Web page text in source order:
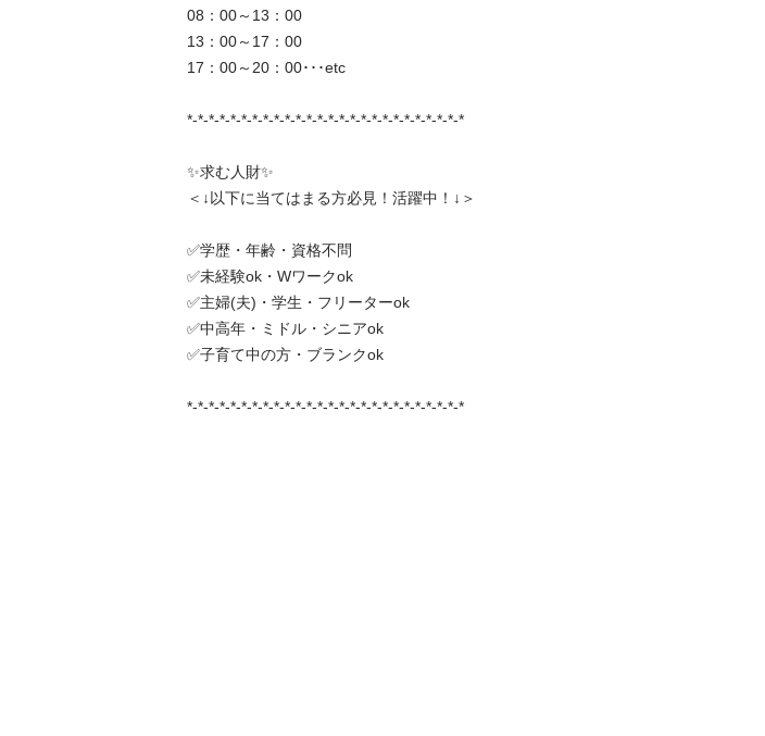
08：00～13：00
13：00～17：00
17：00～20：00･･･etc
*-*-*-*-*-*-*-*-*-*-*-*-*-*-*-*-*-*-*-*-*-*-*-*-*-*
✨求む人財✨
＜↓以下に当てはまる方必見！活躍中！↓＞
✅学歴・年齢・資格不問
✅未経験ok・Wワークok
✅主婦(夫)・学生・フリーターok
✅中高年・ミドル・シニアok
✅子育て中の方・ブランクok
*-*-*-*-*-*-*-*-*-*-*-*-*-*-*-*-*-*-*-*-*-*-*-*-*-*